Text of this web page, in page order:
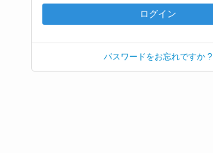
パスワードをお忘れですか ?